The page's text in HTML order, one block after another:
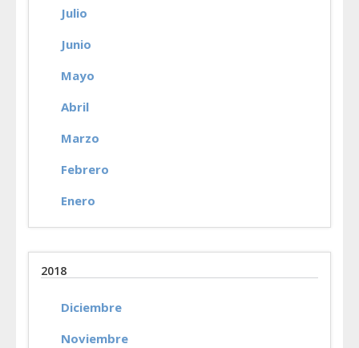
Julio
Junio
Mayo
Abril
Marzo
Febrero
Enero
2018
Diciembre
Noviembre